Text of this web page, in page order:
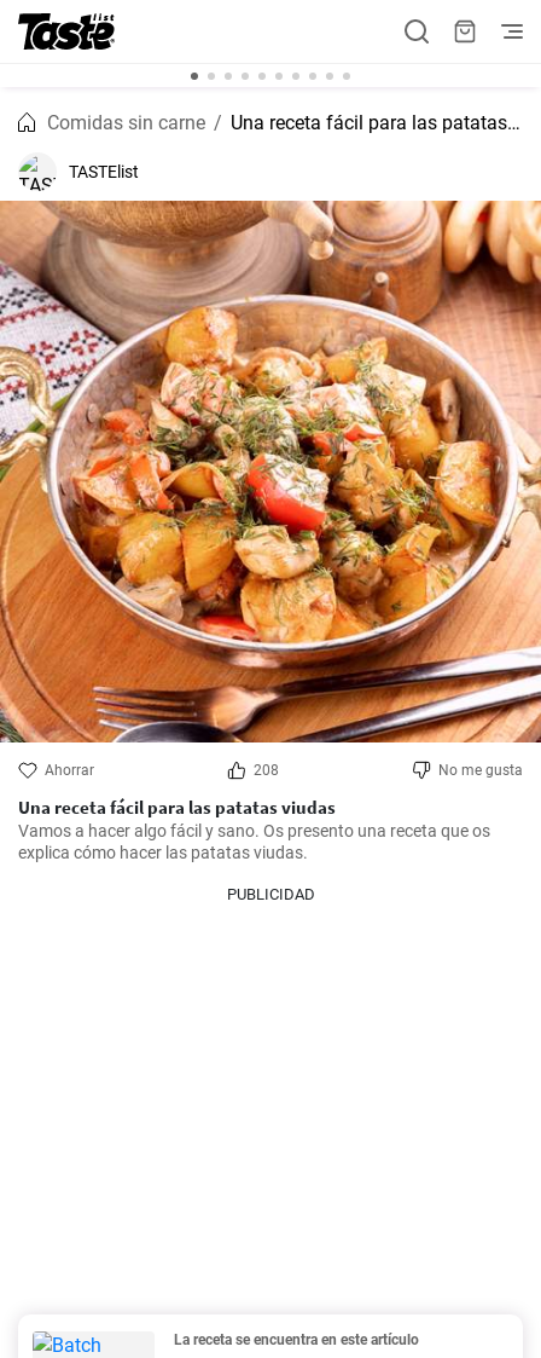
Comidas sin carne Una receta fácil para las patatas viudas
TASTElist
Ahorrar 208 No me gusta
Una receta fácil para las patatas viudas
Vamos a hacer algo fácil y sano. Os presento una receta que os
explica cómo hacer las patatas viudas.
PUBLICIDAD
La receta se encuentra en este artículo